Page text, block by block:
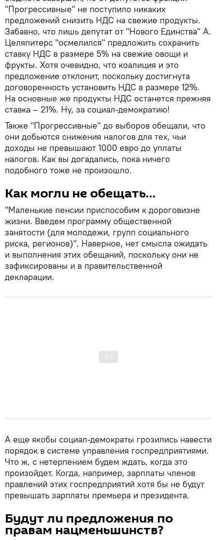
"Прогрессивные" не поступило никаких
предложений снизить НДС на свежие продукты.
Забавно, что лишь депутат от "Нового Единства" А.
Целяпитерс "осмелился" предложить сохранить
ставку НДС в размере 5% на свежие овощи и
фрукты. Хотя очевидно, что коалиция и это
предложение отклонит, поскольку достигнута
договоренность установить НДС в размере 12%.
На основные же продукты НДС останется прежняя
ставка – 21%. Ну, за социал-демократию!
Также "Прогрессивные" до выборов обещали, что
они добьются снижения налогов для тех, чьи
доходы не превышают 1000 евро до уплаты
налогов. Как вы догадались, пока ничего
подобного тоже не произошло.
Как могли не обещать…
"Маленькие пенсии приспособим к дороговизне
жизни. Введем программу общественной
занятости (для молодежи, групп социального
риска, регионов)". Наверное, нет смысла ожидать
и выполнения этих обещаний, поскольку они не
зафиксированы и в правительственной
декларации.
А еще якобы социал-демократы грозились навести
порядок в системе управления госпредприятиями.
Что ж, с нетерпением будем ждать, когда это
произойдет. Когда, например, зарплаты членов
правлений этих госпредприятий хотя бы не будут
превышать зарплаты премьера и президента.
Будут ли предложения по
правам нацменьшинств?